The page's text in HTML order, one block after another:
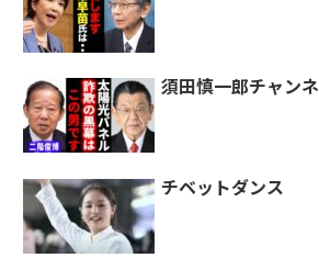
須田慎一郎チャン
チベットダンス